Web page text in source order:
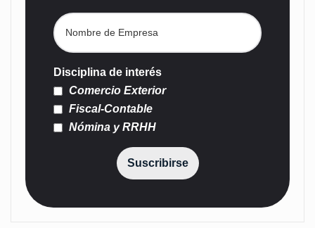
Disciplina de interés
Comercio Exterior
Fiscal-Contable
Nómina y RRHH
Suscribirse